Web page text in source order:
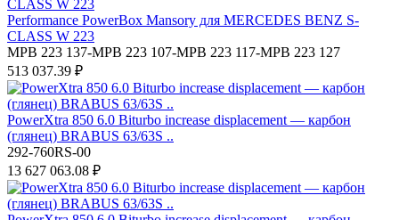
Performance PowerBox Mansory для MERCEDES BENZ S-
CLASS W 223
MPB 223 137-MPB 223 107-MPB 223 117-MPB 223 127
513 037.39 ₽
PowerXtra 850 6.0 Biturbo increase displacement — карбон
(глянец) BRABUS 63/63S ..
292-760RS-00
13 627 063.08 ₽